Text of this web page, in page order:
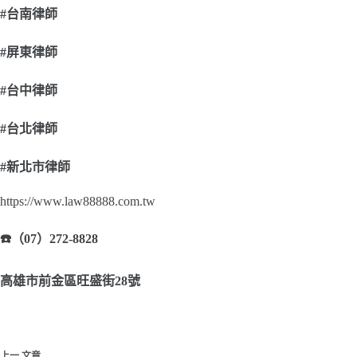
#台南律師
#屏東律師
#台中律師
#台北律師
#新北市律師
https://www.law88888.com.tw
☎ （07）272-8828
高雄市前金區旺盛街28號